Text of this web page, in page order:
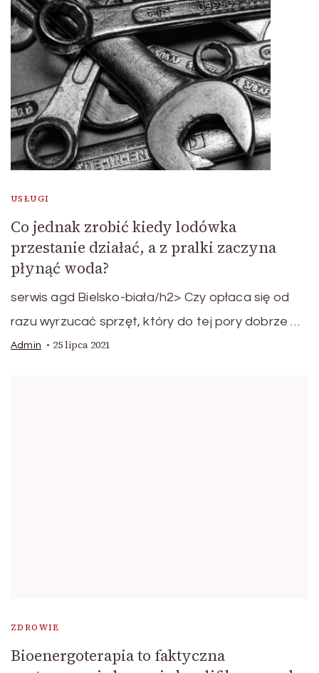
USŁUGI
Co jednak zrobić kiedy lodówka
przestanie działać, a z pralki zaczyna
płynąć woda?
serwis agd Bielsko-biała/h2> Czy opłaca się od
razu wyrzucać sprzęt, który do tej pory dobrze …
Admin 25 lipca 2021
ZDROWIE
Bioenergoterapia to faktyczna